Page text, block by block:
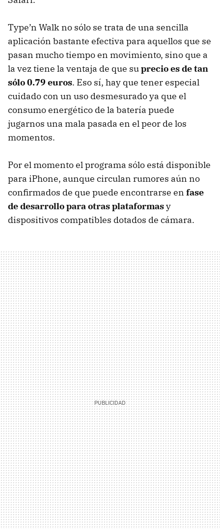
Type’n Walk no sólo se trata de una sencilla
aplicación bastante efectiva para aquellos que se
pasan mucho tiempo en movimiento, sino que a
la vez tiene la ventaja de que suprecio es de tan
sólo 0.79 euros. Eso sí, hay que tener especial
cuidado con un uso desmesurado ya que el
consumo energético de la batería puede
jugarnos una mala pasada en el peor de los
momentos.
Por el momento el programa sólo está disponible
para iPhone, aunque circulan rumores aún no
confirmados de que puede encontrarse en fase
de desarrollo para otras plataformasy
dispositivos compatibles dotados de cámara.